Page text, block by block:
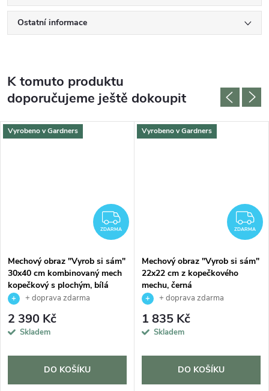
Ostatní informace
K tomuto produktu
doporučujeme ještě dokoupit
Vyrobeno v Gardners
ZDARMA
ZDARMA
Mechový obraz "Vyrob si sám"
30x40 cm kombinovaný mech
kopečkový s plochým, bílá
+ doprava zdarma
2 390 Kč
Skladem
DO KOŠÍKU
Vyrobeno v Gardners
ZDARMA
Mechový obraz "Vyrob si sám"
22x22 cm z kopečkového
mechu, černá
+ doprava zdarma
1 835 Kč
Skladem
DO KOŠÍKU